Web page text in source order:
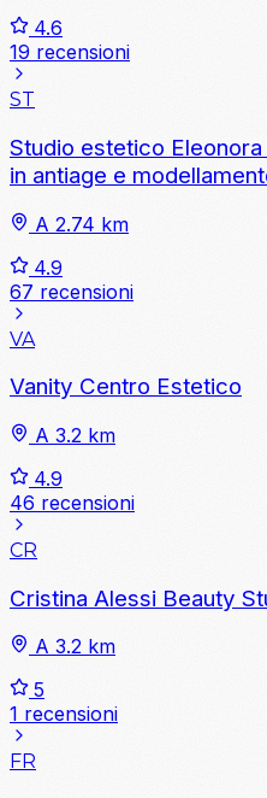
4.6
19 recensioni
ST
Studio estetico
in antiage e
A 2.74 km
4.9
67 recensioni
VA
Vanity Centro Estetico
A 3.2 km
4.9
46 recensioni
CR
Cristina Alessi Beauty
A 3.2 km
5
1 recensioni
FR